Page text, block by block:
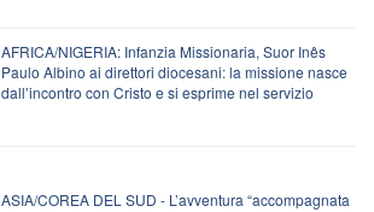
AFRICA/NIGERIA: Infanzia Missionaria, Suor Inês
Paulo Albino ai direttori diocesani: la missione nasce
dall’incontro con Cristo e si esprime nel servizio
ASIA/COREA DEL SUD - L’avventura “accompagnata